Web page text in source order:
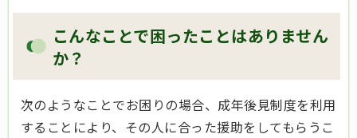
こんなことで困ったことはありません
か？
次のようなことでお困りの場合、成年後見制度を利用
することにより、その人に合った援助をしてもらうこ